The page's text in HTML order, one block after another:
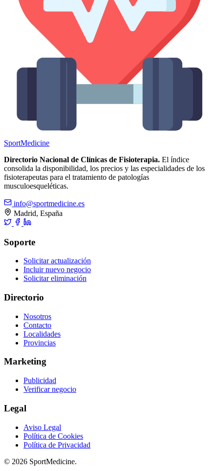
SportMedicine
Directorio Nacional de Clínicas de Fisioterapia. El índice
consolida la disponibilidad, los precios y las especialidades de los
fisioterapeutas para el tratamiento de patologías
musculoesqueléticas.
info@sportmedicine.es
Madrid, España
Soporte
Solicitar actualización
Incluir nuevo negocio
Solicitar eliminación
Directorio
Nosotros
Contacto
Localidades
Provincias
Marketing
Publicidad
Verificar negocio
Legal
Aviso Legal
Política de Cookies
Política de Privacidad
© 2026 SportMedicine.